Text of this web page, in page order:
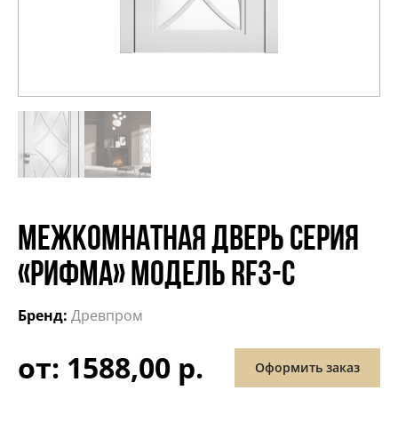
МЕЖКОМНАТНАЯ ДВЕРЬ СЕРИЯ
«РИФМА» МОДЕЛЬ RF3-С
Бренд: Древпром
от: 1588,00 р. Оформить заказ